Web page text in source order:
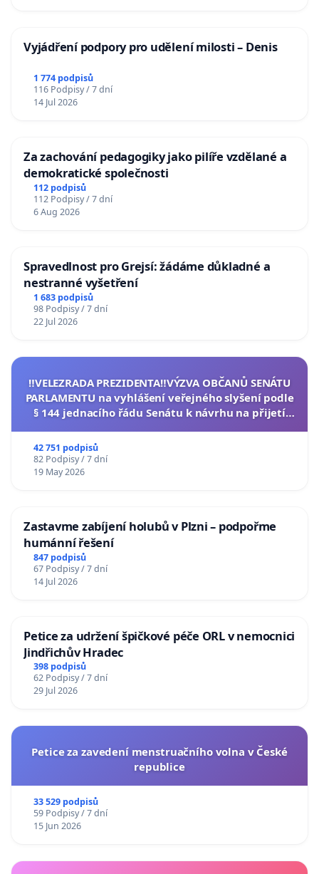
Vyjádření podpory pro udělení milosti – Denis
1 774 podpisů
116 Podpisy / 7 dní
14 Jul 2026
Za zachování pedagogiky jako pilíře vzdělané a
demokratické společnosti
112 podpisů
112 Podpisy / 7 dní
6 Aug 2026
Spravedlnost pro Grejsí: žádáme důkladné a
nestranné vyšetření
1 683 podpisů
98 Podpisy / 7 dní
22 Jul 2026
‼️VELEZRADA PREZIDENTA‼️VÝZVA OBČANŮ SENÁTU
PARLAMENTU na vyhlášení veřejného slyšení podle
§ 144 jednacího řádu Senátu k návrhu na přijetí
42 751 podpisů
82 Podpisy / 7 dní
19 May 2026
Zastavme zabíjení holubů v Plzni – podpořme
humánní řešení
847 podpisů
67 Podpisy / 7 dní
14 Jul 2026
Petice za udržení špičkové péče ORL v nemocnici
Jindřichův Hradec
398 podpisů
62 Podpisy / 7 dní
29 Jul 2026
Petice za zavedení menstruačního volna v České
republice
33 529 podpisů
59 Podpisy / 7 dní
15 Jun 2026